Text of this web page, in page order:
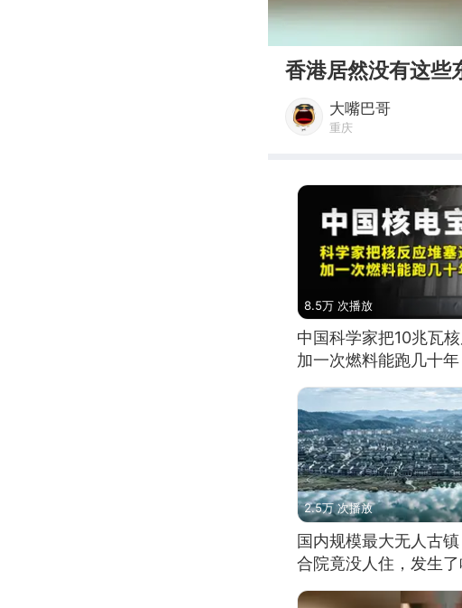
香港居然没有这些
大嘴巴哥
重庆
8.5万 次播放
中国科学家把10兆瓦
加一次燃料能跑几十年
2.5万 次播放
国内规模最大无人古
合院竟没人住，发生了